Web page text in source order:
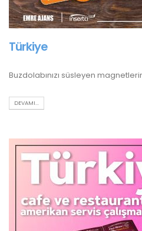
Türkiye
Buzdolabınızı süsleyen
DEVAMI...